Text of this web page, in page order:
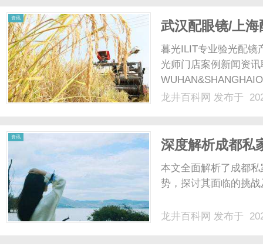
资讯
武汉配眼镜/上海
暮光ILIT专业验光配镜
光师门店案例新闻资
配镜的写字楼眼镜店
龙井百科网 发布于
资讯
深度解析成都私
本文全面解析了成都
势，探讨其面临的挑
龙井百科网 发布于